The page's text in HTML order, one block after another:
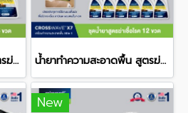
น้ำยาทำความสะอาดพื้น สูตรฆ่าเชื้อโรค สำหรับรุ่น CrossWave® 6X น้ำยาทำความสะอาดพื้น สูตรฆ่าเชื้อโรค สำหรับรุ่น CrossWave® 12X
New